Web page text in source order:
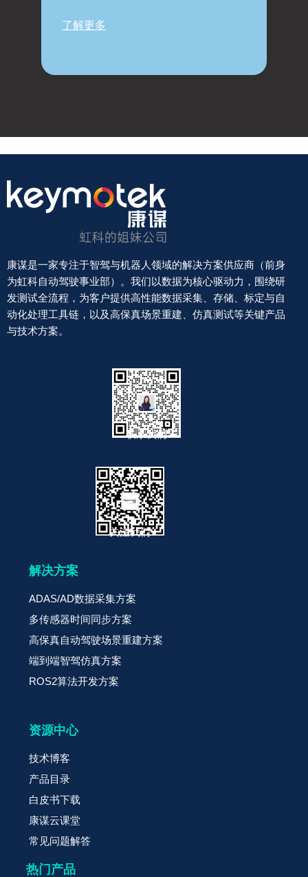
了解更多
康谋是一家专注于智驾与机器人领域的解决方案供应商（前身
为虹科自动驾驶事业部）。我们以数据为核心驱动力，围绕研
发测试全流程，为客户提供高性能数据采集、存储、标定与自
动化处理工具链，以及高保真场景重建、仿真测试等关键产品
与技术方案。
联系我们
关注我们
解决方案
ADAS/AD数据采集方案
多传感器时间同步方案
高保真自动驾驶场景重建方案
端到端智驾仿真方案
ROS2算法开发方案
资源中心
技术博客
产品目录
白皮书下载
康谋云课堂
常见问题解答
热门产品